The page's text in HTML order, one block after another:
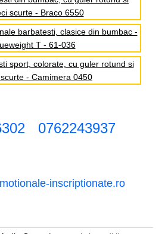
0762243937
inscriptionate.ro